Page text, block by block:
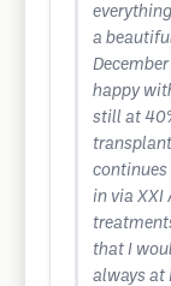
a
happy
still at
continues
in via XXI
that I
always at